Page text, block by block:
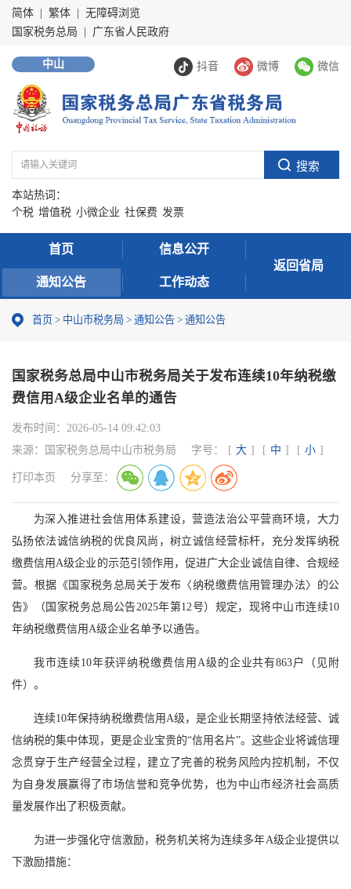
简体 繁体
无障碍浏览
国家税务总局
广东省人民政府
抖音 微博 微信
中山
本站热词：
个税 增值税 小微企业 社保费 发票
首页 信息公开
通知公告 工作动态
返回省局
首页 > 中山市税务局 > 通知公告 > 通知公告
国家税务总局中山市税务局关于发布连续10年纳税缴
费信用A级企业名单的通告
发布时间： 2026-05-14 09:42:03
来源：
国家税务总局中山市税务局 字号： [ 大 ] [ 中 ] [ 小 ]
打印本页 分享至：
为深入推进社会信用体系建设，营造法治公平营商环境，大力
弘扬依法诚信纳税的优良风尚，树立诚信经营标杆，充分发挥纳税
缴费信用A级企业的示范引领作用，促进广大企业诚信自律、合规经
营。根据《国家税务总局关于发布〈纳税缴费信用管理办法〉的公
告》（国家税务总局公告2025年第12号）规定，现将中山市连续10
年纳税缴费信用A级企业名单予以通告。
我市连续10年获评纳税缴费信用A级的企业共有863户（见附
件）。
连续10年保持纳税缴费信用A级，是企业长期坚持依法经营、诚
信纳税的集中体现，更是企业宝贵的“信用名片”。这些企业将诚信理
念贯穿于生产经营全过程，建立了完善的税务风险内控机制，不仅
为自身发展赢得了市场信誉和竞争优势，也为中山市经济社会高质
量发展作出了积极贡献。
为进一步强化守信激励，税务机关将为连续多年A级企业提供以
下激励措施：